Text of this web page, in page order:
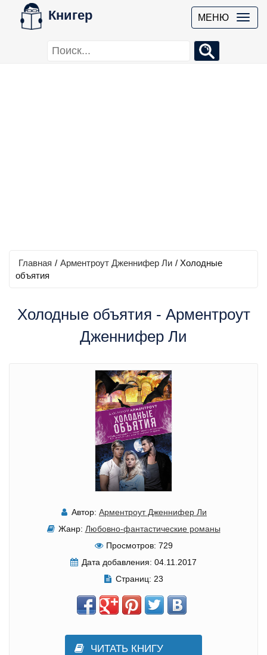
Книгер МЕНЮ
Главная / Арментроут Дженнифер Ли / Холодные
объятия
Холодные объятия - Арментроут
Дженнифер Ли
Автор: Арментроут Дженнифер Ли
Жанр: Любовно-фантастические романы
Просмотров: 729
Дата добавления: 04.11.2017
Страниц: 23
ЧИТАТЬ КНИГУ